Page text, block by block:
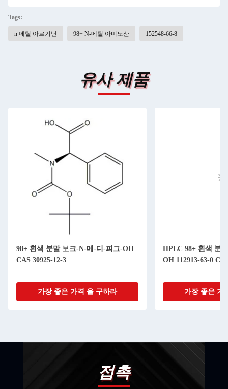
Tags:
n 메틸 아르기닌 98+ N-메틸 아미노산 152548-66-8
유사 제품
98+ 흰색 분말 보크-N-메-디-피그-OH
CAS 30925-12-3
가장 좋은 가격 을 구하라
HPLC 98+ 흰색 분
OH 112913-63-0
가장 좋은 가
접촉